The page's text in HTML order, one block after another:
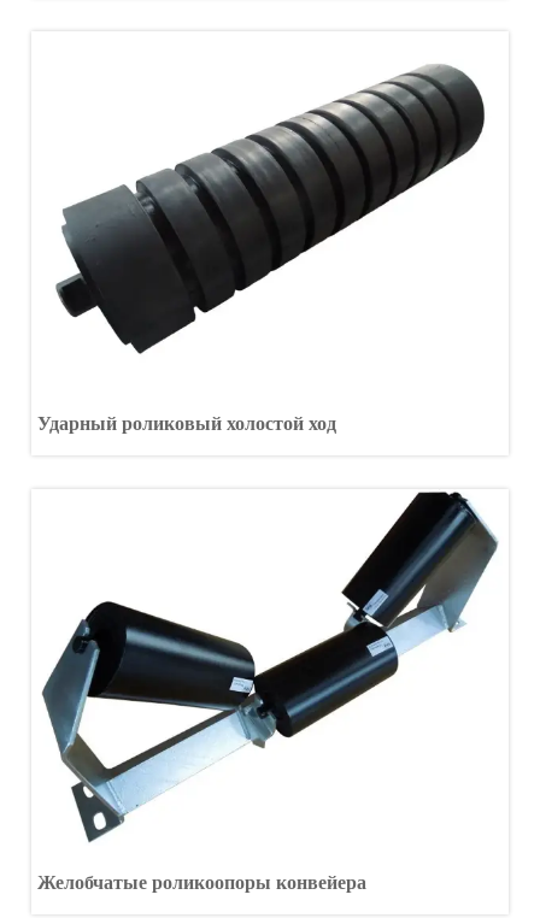
Ударный роликовый холостой ход
Желобчатые роликоопоры конвейера